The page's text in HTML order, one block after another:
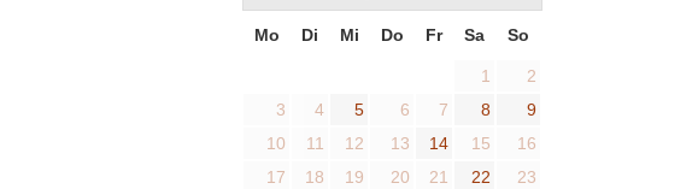
Mo Di Mi Do Fr Sa So
1
2
3
4 5 6 7 8
9
10
11 12 13 14 15
16
17
18 19 20 21 22
23